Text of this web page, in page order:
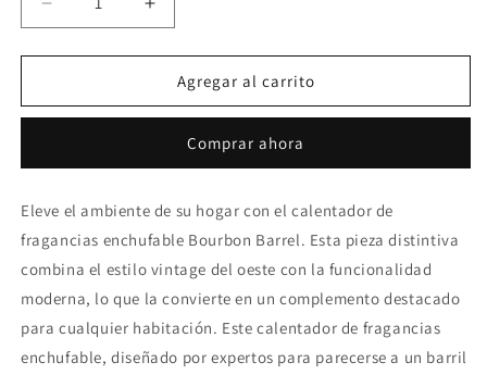
Reducir
cantidad
para
Quemador
Bourbon
Aumentar
cantidad
para
Quemador
Barril
Bourbon
Agregar al carrito
Comprar ahora
Eleve el ambiente de su hogar con el calentador de
fragancias enchufable Bourbon Barrel. Esta pieza distintiva
combina el estilo vintage del oeste con la funcionalidad
moderna, lo que la convierte en un complemento destacado
para cualquier habitación. Este calentador de fragancias
enchufable, diseñado por expertos para parecerse a un barril